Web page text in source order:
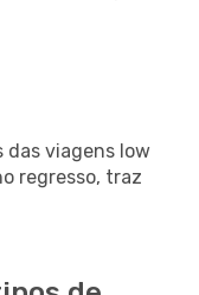
das viagens low
regresso, traz